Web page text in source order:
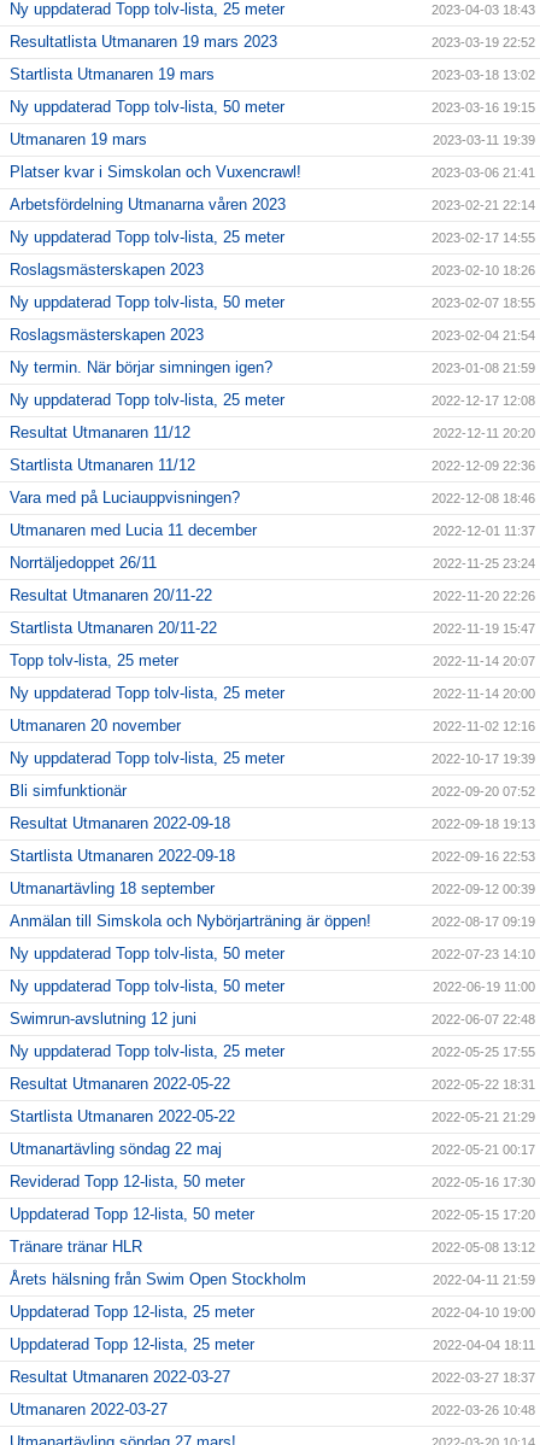
Ny uppdaterad Topp tolv-lista, 25 meter 2023-04-03 18:43
Resultatlista Utmanaren 19 mars 2023 2023-03-19 22:52
Startlista Utmanaren 19 mars 2023-03-18 13:02
Ny uppdaterad Topp tolv-lista, 50 meter 2023-03-16 19:15
Utmanaren 19 mars 2023-03-11 19:39
Platser kvar i Simskolan och Vuxencrawl! 2023-03-06 21:41
Arbetsfördelning Utmanarna våren 2023 2023-02-21 22:14
Ny uppdaterad Topp tolv-lista, 25 meter 2023-02-17 14:55
Roslagsmästerskapen 2023 2023-02-10 18:26
Ny uppdaterad Topp tolv-lista, 50 meter 2023-02-07 18:55
Roslagsmästerskapen 2023 2023-02-04 21:54
Ny termin. När börjar simningen igen? 2023-01-08 21:59
Ny uppdaterad Topp tolv-lista, 25 meter 2022-12-17 12:08
Resultat Utmanaren 11/12 2022-12-11 20:20
Startlista Utmanaren 11/12 2022-12-09 22:36
Vara med på Luciauppvisningen? 2022-12-08 18:46
Utmanaren med Lucia 11 december 2022-12-01 11:37
Norrtäljedoppet 26/11 2022-11-25 23:24
Resultat Utmanaren 20/11-22 2022-11-20 22:26
Startlista Utmanaren 20/11-22 2022-11-19 15:47
Topp tolv-lista, 25 meter 2022-11-14 20:07
Ny uppdaterad Topp tolv-lista, 25 meter 2022-11-14 20:00
Utmanaren 20 november 2022-11-02 12:16
Ny uppdaterad Topp tolv-lista, 25 meter 2022-10-17 19:39
Bli simfunktionär 2022-09-20 07:52
Resultat Utmanaren 2022-09-18 2022-09-18 19:13
Startlista Utmanaren 2022-09-18 2022-09-16 22:53
Utmanartävling 18 september 2022-09-12 00:39
Anmälan till Simskola och Nybörjarträning är öppen! 2022-08-17 09:19
Ny uppdaterad Topp tolv-lista, 50 meter 2022-07-23 14:10
Ny uppdaterad Topp tolv-lista, 50 meter 2022-06-19 11:00
Swimrun-avslutning 12 juni 2022-06-07 22:48
Ny uppdaterad Topp tolv-lista, 25 meter 2022-05-25 17:55
Resultat Utmanaren 2022-05-22 2022-05-22 18:31
Startlista Utmanaren 2022-05-22 2022-05-21 21:29
Utmanartävling söndag 22 maj 2022-05-21 00:17
Reviderad Topp 12-lista, 50 meter 2022-05-16 17:30
Uppdaterad Topp 12-lista, 50 meter 2022-05-15 17:20
Tränare tränar HLR 2022-05-08 13:12
Årets hälsning från Swim Open Stockholm 2022-04-11 21:59
Uppdaterad Topp 12-lista, 25 meter 2022-04-10 19:00
Uppdaterad Topp 12-lista, 25 meter 2022-04-04 18:11
Resultat Utmanaren 2022-03-27 2022-03-27 18:37
Utmanaren 2022-03-27 2022-03-26 10:48